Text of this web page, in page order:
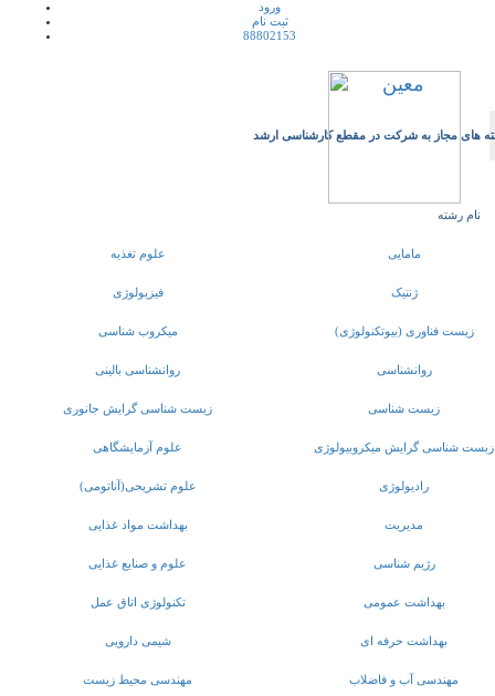
ورود
ثبت نام
88802153
های مجاز به شرکت در مقطع کارشناسی ارشد
نام رشته
علوم تغذیه مامایی
فیزیولوژی ژنتیک
میکروب شناسی زیست فناوری (بیوتکنولوژی)
روانشناسی بالینی روانشناسی
زیست شناسی گرایش جانوری زیست شناسی
علوم آزمایشگاهی زبست شناسی گرایش میکروبیولوژی
علوم تشریحی(آناتومی) رادیولوژی
بهداشت مواد غذایی مدیریت
علوم و صنایع غذایی رژیم شناسی
تکنولوژی اتاق عمل بهداشت عمومی
شیمی دارویی بهداشت حرفه ای
مهندسی محیط زیست مهندسی آب و فاضلاب